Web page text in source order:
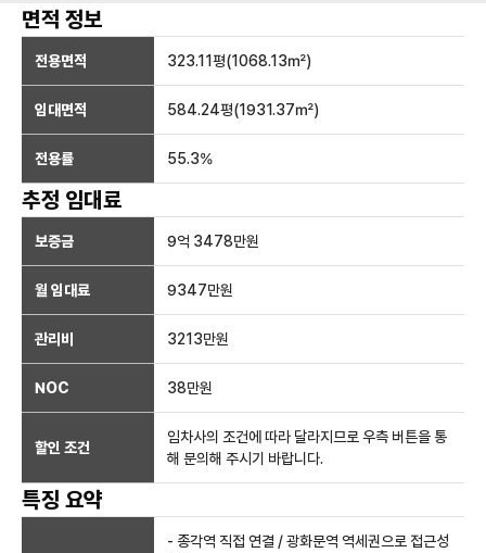
면적 정보
전용면적 323.11평(1068.13㎡)
임대면적 584.24평(1931.37㎡)
전용률 55.3%
추정 임대료
보증금 9억 3478만원
월 임대료 9347만원
관리비 3213만원
NOC 38만원
할인 조건
임차사의 조건에 따라 달라지므로 우측 버튼을 통
해 문의해 주시기 바랍니다.
특징 요약
- 종각역 직접 연결 / 광화문역 역세권으로 접근성